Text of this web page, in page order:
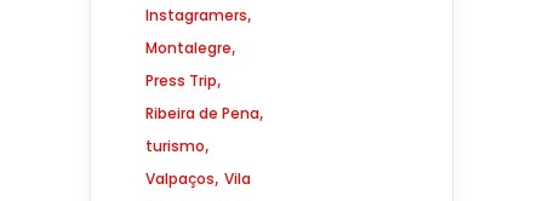
Instagramers,
Montalegre,
Press Trip,
Ribeira de Pena,
turismo,
Valpaços, Vila